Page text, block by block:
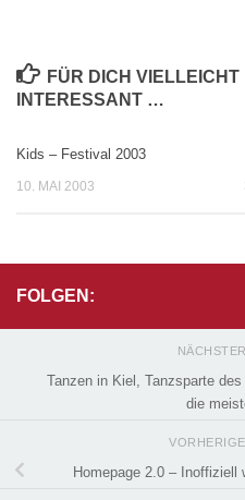
FÜR DICH
INTERESSANT …
Kids – Festival 2003
10. MAI 2003
FOLGEN:
Tanzen in Kiel, Tanzsparte
die
Homepage 2.0 – Inoffiziell